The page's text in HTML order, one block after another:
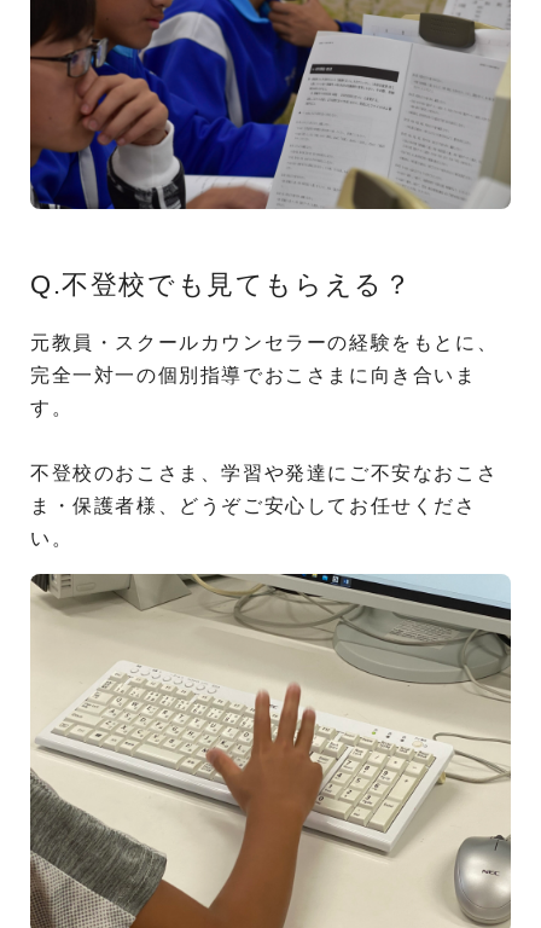
Q.不登校でも見てもらえる？
元教員・スクールカウンセラーの経験をもとに、
完全一対一の個別指導でおこさまに向き合いま
す。
不登校のおこさま、学習や発達にご不安なおこさ
ま・保護者様、どうぞご安心してお任せくださ
い。